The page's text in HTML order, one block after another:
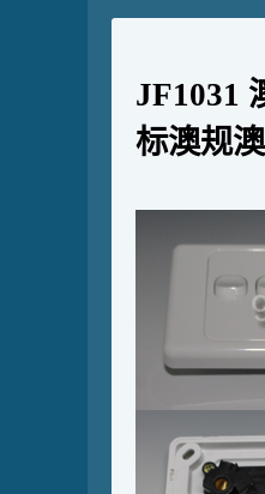
JF1031
标澳规